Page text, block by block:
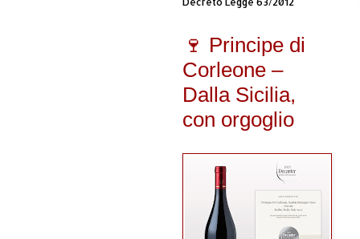
🍷 Principe di
Corleone –
Dalla Sicilia,
con orgoglio